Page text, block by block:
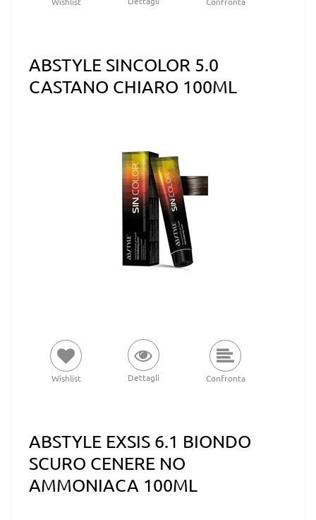
ABSTYLE SINCOLOR 5.0
CASTANO CHIARO 100ML
Wishlist Dettagli Confronta
ABSTYLE EXSIS 6.1 BIONDO
SCURO CENERE NO
AMMONIACA 100ML